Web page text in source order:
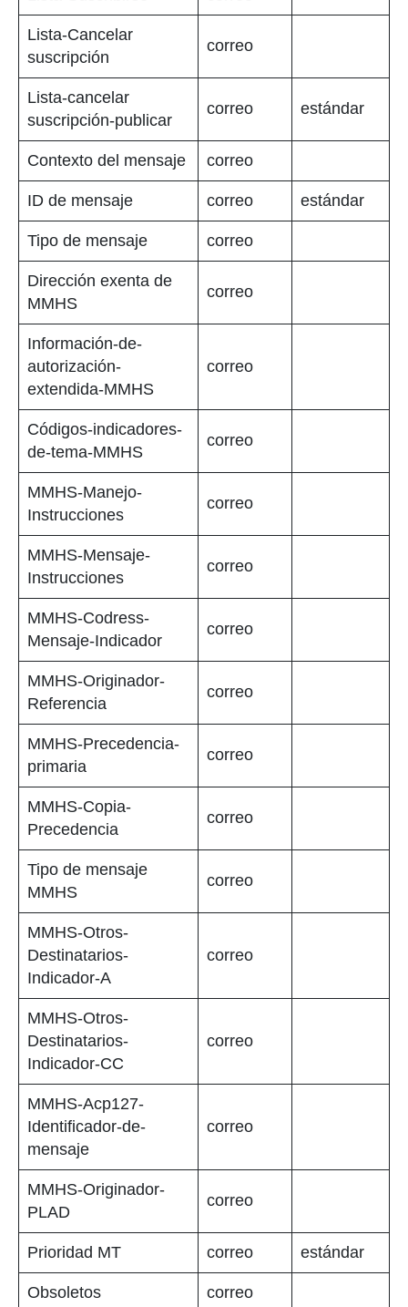
Lista-Cancelar
suscripción
correo
Lista-cancelar
suscripción-publicar
correo estándar
Contexto del mensaje correo
ID de mensaje correo estándar
Tipo de mensaje correo
Dirección exenta de
MMHS
correo
Información-de-
autorización-
extendida-MMHS
correo
Códigos-indicadores-
de-tema-MMHS
correo
MMHS-Manejo-
Instrucciones
correo
MMHS-Mensaje-
Instrucciones
correo
MMHS-Codress-
Mensaje-Indicador
correo
MMHS-Originador-
Referencia
correo
MMHS-Precedencia-
primaria
correo
MMHS-Copia-
Precedencia
correo
Tipo de mensaje
MMHS
correo
MMHS-Otros-
Destinatarios-
Indicador-A
correo
MMHS-Otros-
Destinatarios-
Indicador-CC
correo
MMHS-Acp127-
Identificador-de-
mensaje
correo
MMHS-Originador-
PLAD
correo
Prioridad MT correo estándar
Obsoletos correo